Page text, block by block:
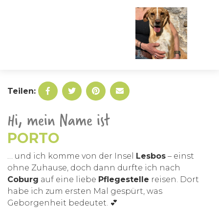
Teilen:
Hi, mein Name ist
PORTO
… und ich komme von der Insel Lesbos – einst
ohne Zuhause, doch dann durfte ich nach
Coburg auf eine liebe Pflegestelle reisen. Dort
habe ich zum ersten Mal gespürt, was
Geborgenheit bedeutet. 💕